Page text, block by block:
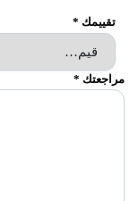
تقييمك *
مراجعتك *